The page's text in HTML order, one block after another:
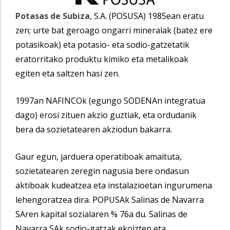
Potasas de Subiza, S.A. (POSUSA) 1985ean eratu
zen; urte bat geroago ongarri mineralak (batez ere
potasikoak) eta potasio- eta sodio-gatzetatik
eratorritako produktu kimiko eta metalikoak
egiten eta saltzen hasi zen.
1997an NAFINCOk (egungo SODENAn integratua
dago) erosi zituen akzio guztiak, eta ordudanik
bera da sozietatearen akziodun bakarra.
Gaur egun, jarduera operatiboak amaituta,
sozietatearen zeregin nagusia bere ondasun
aktiboak kudeatzea eta instalazioetan ingurumena
lehengoratzea dira. POPUSAk Salinas de Navarra
SAren kapital sozialaren % 76a du. Salinas de